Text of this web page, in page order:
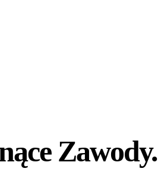
Zawody.